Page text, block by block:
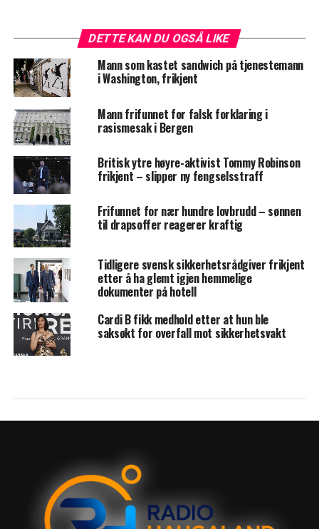
DETTE KAN DU OGSÅ LIKE
Mann som kastet sandwich på tjenestemann
i Washington, frikjent
Mann frifunnet for falsk forklaring i
rasismesak i Bergen
Britisk ytre høyre-aktivist Tommy Robinson
frikjent – slipper ny fengselsstraff
Frifunnet for nær hundre lovbrudd – sønnen
til drapsoffer reagerer kraftig
Tidligere svensk sikkerhetsrådgiver frikjent
etter å ha glemt igjen hemmelige
dokumenter på hotell
Cardi B fikk medhold etter at hun ble
saksøkt for overfall mot sikkerhetsvakt